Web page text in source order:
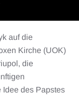
auf die
Kirche (UOK)
die
Idee des Papstes